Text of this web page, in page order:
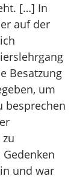
[…] In
auf der
Besatzung
um
besprechen
und war